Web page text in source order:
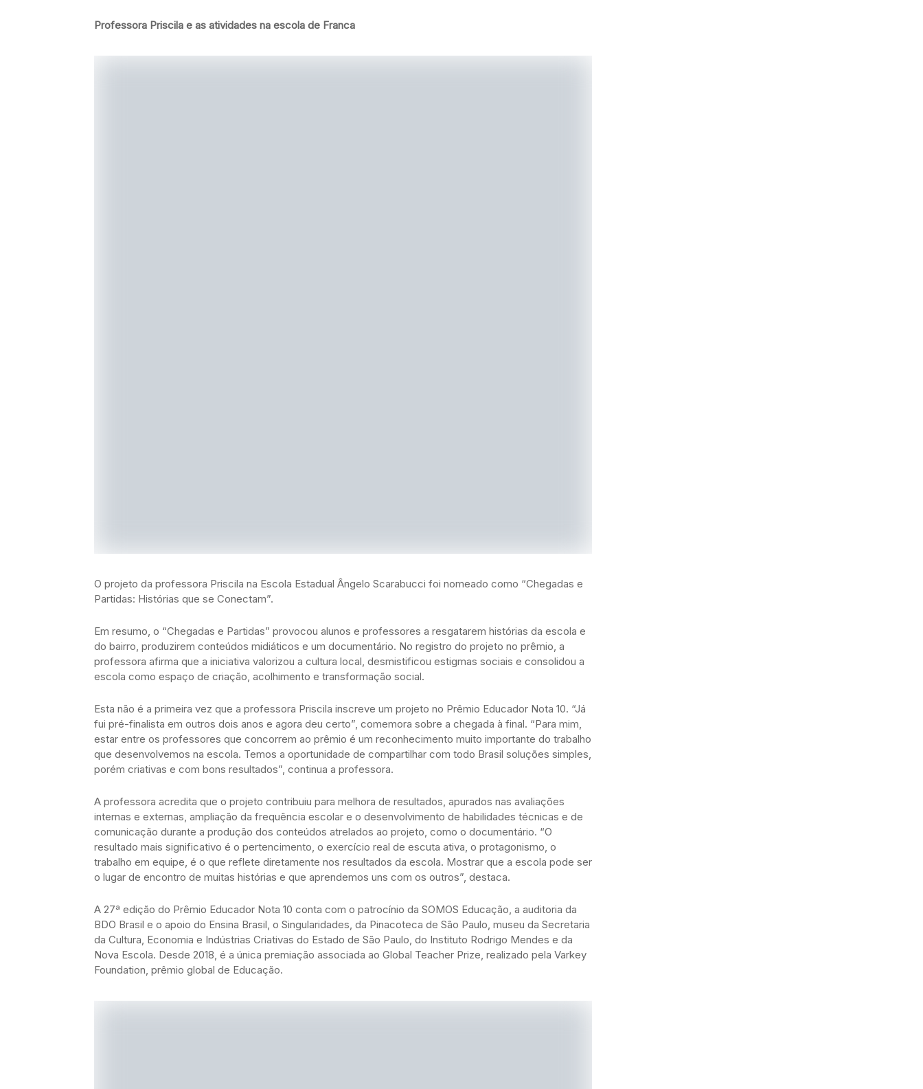
Professora Priscila e as atividades na escola de Franca
O projeto da professora Priscila na Escola Estadual Ângelo Scarabucci foi nomeado como “Chegadas e
Partidas: Histórias que se Conectam”.
Em resumo, o “Chegadas e Partidas” provocou alunos e professores a resgatarem histórias da escola e
do bairro, produzirem conteúdos midiáticos e um documentário. No registro do projeto no prêmio, a
professora afirma que a iniciativa valorizou a cultura local, desmistificou estigmas sociais e consolidou a
escola como espaço de criação, acolhimento e transformação social.
Esta não é a primeira vez que a professora Priscila inscreve um projeto no Prêmio Educador Nota 10. “Já
fui pré-finalista em outros dois anos e agora deu certo”, comemora sobre a chegada à final. “Para mim,
estar entre os professores que concorrem ao prêmio é um reconhecimento muito importante do trabalho
que desenvolvemos na escola. Temos a oportunidade de compartilhar com todo Brasil soluções simples,
porém criativas e com bons resultados”, continua a professora.
A professora acredita que o projeto contribuiu para melhora de resultados, apurados nas avaliações
internas e externas, ampliação da frequência escolar e o desenvolvimento de habilidades técnicas e de
comunicação durante a produção dos conteúdos atrelados ao projeto, como o documentário. “O
resultado mais significativo é o pertencimento, o exercício real de escuta ativa, o protagonismo, o
trabalho em equipe, é o que reflete diretamente nos resultados da escola. Mostrar que a escola pode ser
o lugar de encontro de muitas histórias e que aprendemos uns com os outros”, destaca.
A 27ª edição do Prêmio Educador Nota 10 conta com o patrocínio da SOMOS Educação, a auditoria da
BDO Brasil e o apoio do Ensina Brasil, o Singularidades, da Pinacoteca de São Paulo, museu da Secretaria
da Cultura, Economia e Indústrias Criativas do Estado de São Paulo, do Instituto Rodrigo Mendes e da
Nova Escola. Desde 2018, é a única premiação associada ao Global Teacher Prize, realizado pela Varkey
Foundation, prêmio global de Educação.